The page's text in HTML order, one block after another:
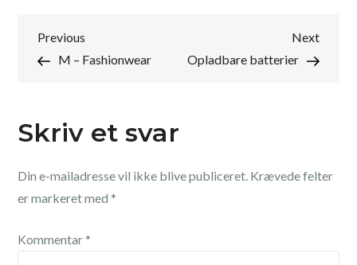
Indlægsnavigation
Previous
Post
Previous
M – Fashionwear
Next
Post
Next
Opladbare batterier
Skriv et svar
Din e-mailadresse vil ikke blive publiceret. Krævede felter
er markeret med*
Kommentar*